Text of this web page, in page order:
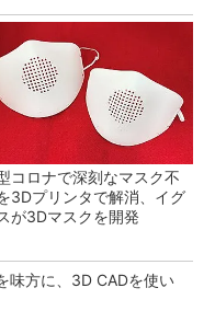
コロナで深刻なマスク不
3Dプリンタで解消、イグ
が3Dマスクを開発
味方に、3D CADを使い